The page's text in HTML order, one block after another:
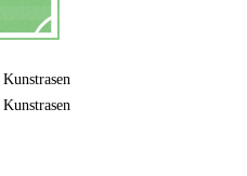
Kunstrasen
Kunstrasen